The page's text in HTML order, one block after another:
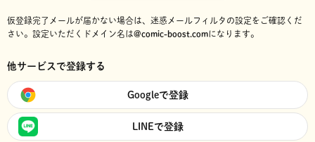
仮登録完了メールが届かない場合は、迷惑メールフィルタの設定をご確認くだ
さい。 設定いただくドメイン名は@comic-boost.comになります。
他サービスで登録する
Googleで登録
LINEで登録